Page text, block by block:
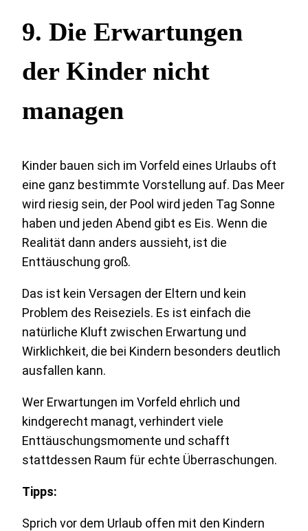
9. Die Erwartungen
der Kinder nicht
managen
Kinder bauen sich im Vorfeld eines Urlaubs oft
eine ganz bestimmte Vorstellung auf. Das Meer
wird riesig sein, der Pool wird jeden Tag Sonne
haben und jeden Abend gibt es Eis. Wenn die
Realität dann anders aussieht, ist die
Enttäuschung groß.
Das ist kein Versagen der Eltern und kein
Problem des Reiseziels. Es ist einfach die
natürliche Kluft zwischen Erwartung und
Wirklichkeit, die bei Kindern besonders deutlich
ausfallen kann.
Wer Erwartungen im Vorfeld ehrlich und
kindgerecht managt, verhindert viele
Enttäuschungsmomente und schafft
stattdessen Raum für echte Überraschungen.
Tipps:
Sprich vor dem Urlaub offen mit den Kindern